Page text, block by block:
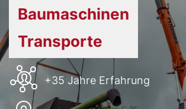
Baumaschinen
Transporte
+35 Jahre Erfahrung